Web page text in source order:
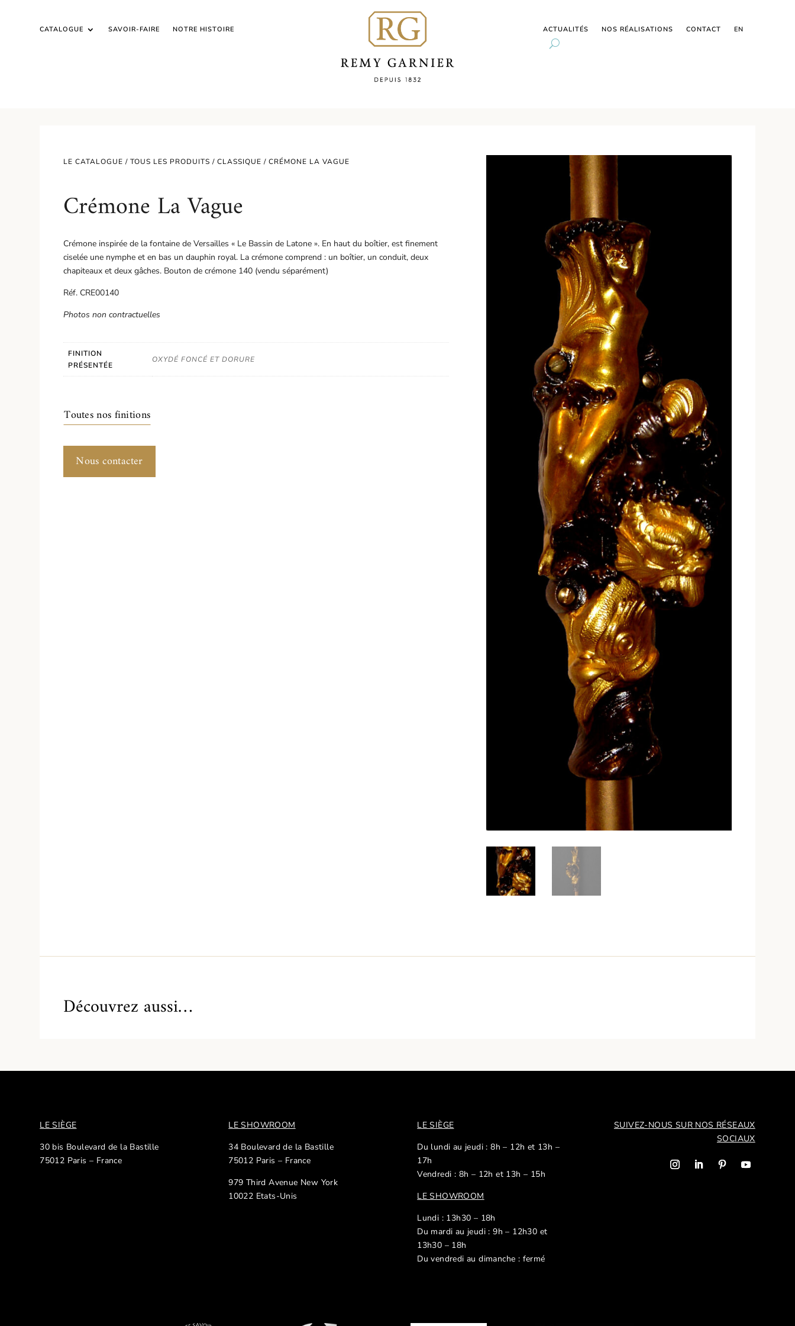
CATALOGUE SAVOIR-FAIRE NOTRE HISTOIRE ACTUALITÉS NOS RÉALISATIONS CONTACT EN
LE CATALOGUE /TOUS LES PRODUITS /CLASSIQUE / CRÉMONE LA VAGUE
Crémone La Vague
Crémone inspirée de la fontaine de Versailles « Le Bassin de Latone ». En haut du boîtier, est finement
ciselée une nymphe et en bas un dauphin royal. La crémone comprend : un boîtier, un conduit, deux
chapiteaux et deux gâches. Bouton de crémone 140 (vendu séparément)
Réf. CRE00140
Photos non contractuelles
FINITION
PRÉSENTÉE
OXYDÉ FONCÉ ET DORURE
Toutes nos finitions
Nous contacter
Découvrez aussi…
LE SIÈGE
30 bis Boulevard de la Bastille
75012 Paris – France
LE SHOWROOM
34 Boulevard de la Bastille
75012 Paris – France
979 Third Avenue New York
10022 Etats-Unis
LE SIÈGE
Du lundi au jeudi : 8h – 12h et 13h –
17h
Vendredi : 8h – 12h et 13h – 15h
LE SHOWROOM
Lundi : 13h30 – 18h
Du mardi au jeudi : 9h – 12h30 et
13h30 – 18h
Du vendredi au dimanche : fermé
SUIVEZ-NOUS SUR NOS RÉSEAUX
SOCIAUX